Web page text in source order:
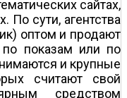
сайтах,
По сути, агентства
оптом и продают
показам или по
и крупные
считают свой
средством